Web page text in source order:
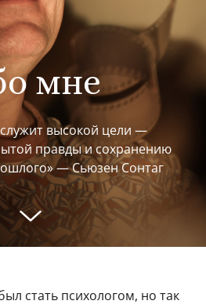
мне
высокой цели —
правды и сохранению
— Сьюзен Сонтаг
стать психологом, но так